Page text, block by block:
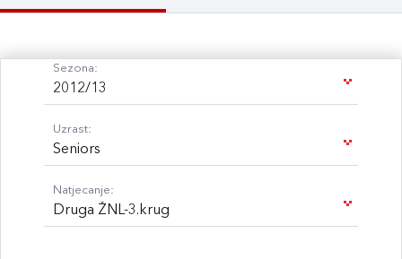
Sezona:
2012/13
Uzrast:
Seniors
Natjecanje:
Druga ŽNL-3.krug